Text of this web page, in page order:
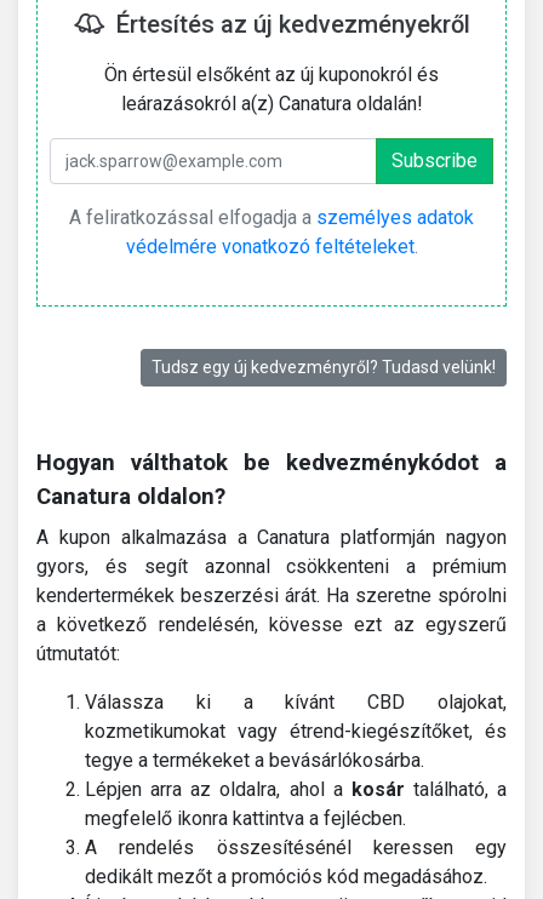
Értesítés az új kedvezményekről
Ön értesül elsőként az új kuponokról és
leárazásokról a(z) Canatura oldalán!
A feliratkozással elfogadja a személyes adatok
védelmére vonatkozó feltételeket.
Tudsz egy új kedvezményről? Tudasd velünk!
Hogyan válthatok be kedvezménykódot a
Canatura oldalon?
A kupon alkalmazása a Canatura platformján nagyon
gyors, és segít azonnal csökkenteni a prémium
kendertermékek beszerzési árát. Ha szeretne spórolni
a következő rendelésén, kövesse ezt az egyszerű
útmutatót:
Válassza ki a kívánt CBD olajokat,
kozmetikumokat vagy étrend-kiegészítőket, és
tegye a termékeket a bevásárlókosárba.
Lépjen arra az oldalra, ahol a kosár található, a
megfelelő ikonra kattintva a fejlécben.
A rendelés összesítésénél keressen egy
dedikált mezőt a promóciós kód megadásához.